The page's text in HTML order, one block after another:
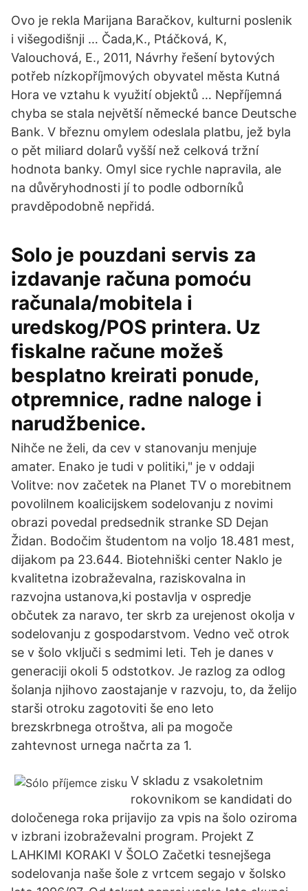
Ovo je rekla Marijana Baračkov, kulturni poslenik
i višegodišnji … Čada,K., Ptáčková, K,
Valouchová, E., 2011, Návrhy řešení bytových
potřeb nízkopříjmových obyvatel města Kutná
Hora ve vztahu k využití objektů … Nepříjemná
chyba se stala největší německé bance Deutsche
Bank. V březnu omylem odeslala platbu, jež byla
o pět miliard dolarů vyšší než celková tržní
hodnota banky. Omyl sice rychle napravila, ale
na důvěryhodnosti jí to podle odborníků
pravděpodobně nepřidá.
Solo je pouzdani servis za
izdavanje računa pomoću
računala/mobitela i
uredskog/POS printera. Uz
fiskalne račune možeš
besplatno kreirati ponude,
otpremnice, radne naloge i
narudžbenice.
Nihče ne želi, da cev v stanovanju menjuje
amater. Enako je tudi v politiki," je v oddaji
Volitve: nov začetek na Planet TV o morebitnem
povolilnem koalicijskem sodelovanju z novimi
obrazi povedal predsednik stranke SD Dejan
Židan. Bodočim študentom na voljo 18.481 mest,
dijakom pa 23.644. Biotehniški center Naklo je
kvalitetna izobraževalna, raziskovalna in
razvojna ustanova,ki postavlja v ospredje
občutek za naravo, ter skrb za urejenost okolja v
sodelovanju z gospodarstvom. Vedno več otrok
se v šolo vključi s sedmimi leti. Teh je danes v
generaciji okoli 5 odstotkov. Je razlog za odlog
šolanja njihovo zaostajanje v razvoju, to, da želijo
starši otroku zagotoviti še eno leto
brezskrbnega otroštva, ali pa mogoče
zahtevnost urnega načrta za 1.
V skladu z vsakoletnim
rokovnikom se kandidati do
določenega roka prijavijo za vpis na šolo oziroma
v izbrani izobraževalni program. Projekt Z
LAHKIMI KORAKI V ŠOLO Začetki tesnejšega
sodelovanja naše šole z vrtcem segajo v šolsko